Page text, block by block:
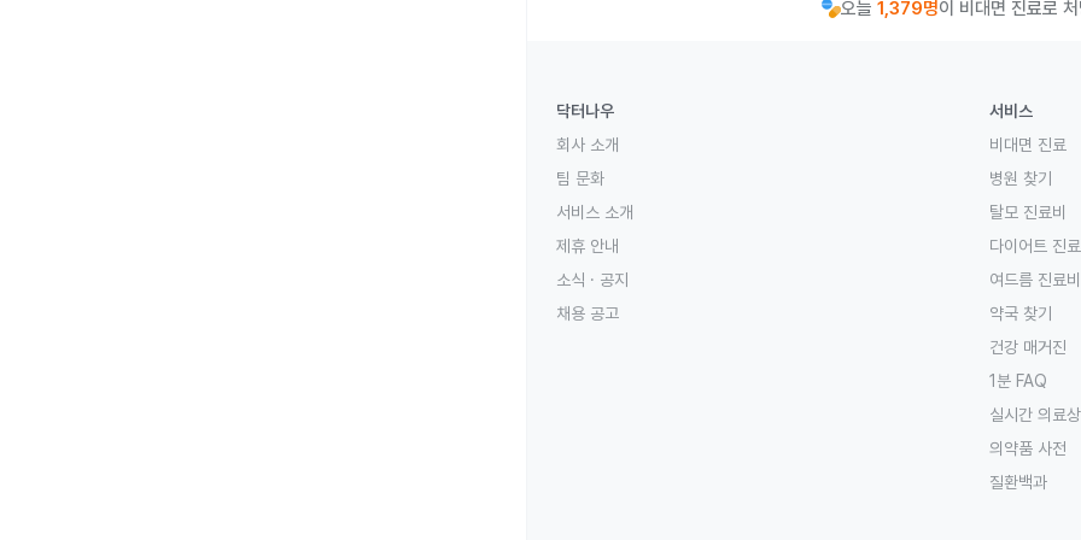
오늘 1,379명이 비대면 진료로
닥터나우
회사 소개
팀 문화
서비스 소개
제휴 안내
소식 · 공지
채용 공고
서비스
비대면 진료
병원 찾기
탈모 진료비
다이어트 진료
여드름 진료비
약국 찾기
건강 매거진
1분 FAQ
실시간 의료
의약품 사전
질환백과